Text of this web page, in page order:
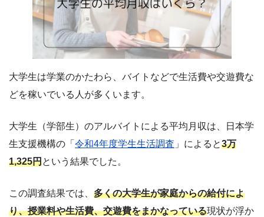
大学生は学業のかたわら、バイトなどで生活費や交遊費な
どを稼いでいる人が多くいます。
大学生（学部生）のアルバイトによる平均月収は、日本学
生支援機構の「 令和4年度学生生活調査 」によると3万
1,325円という結果でした。
この調査結果では、 多くの大学生が家庭からの給付によ
り、授業料や生活費、交遊費をまかなっている現状が浮か